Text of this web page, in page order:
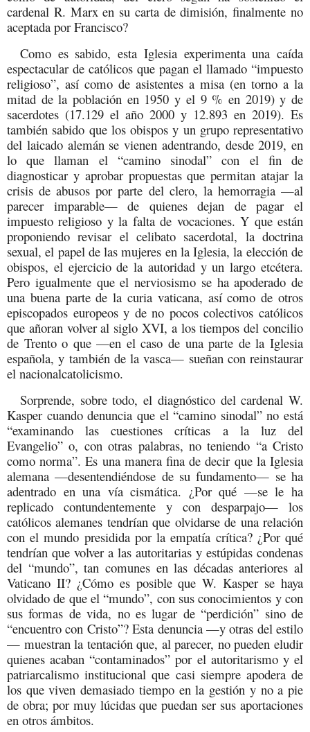
cardenal R. Marx en su carta de dimisión, finalmente no
aceptada por Francisco?
Como es sabido, esta Iglesia experimenta una caída
espectacular de católicos que pagan el llamado “impuesto
religioso”, así como de asistentes a misa (en torno a la
mitad de la población en 1950 y el 9 % en 2019) y de
sacerdotes (17.129 el año 2000 y 12.893 en 2019). Es
también sabido que los obispos y un grupo representativo
del laicado alemán se vienen adentrando, desde 2019, en
lo que llaman el “camino sinodal” con el fin de
diagnosticar y aprobar propuestas que permitan atajar la
crisis de abusos por parte del clero, la hemorragia —al
parecer imparable— de quienes dejan de pagar el
impuesto religioso y la falta de vocaciones. Y que están
proponiendo revisar el celibato sacerdotal, la doctrina
sexual, el papel de las mujeres en la Iglesia, la elección de
obispos, el ejercicio de la autoridad y un largo etcétera.
Pero igualmente que el nerviosismo se ha apoderado de
una buena parte de la curia vaticana, así como de otros
episcopados europeos y de no pocos colectivos católicos
que añoran volver al siglo XVI, a los tiempos del concilio
de Trento o que —en el caso de una parte de la Iglesia
española, y también de la vasca— sueñan con reinstaurar
el nacionalcatolicismo.
Sorprende, sobre todo, el diagnóstico del cardenal W.
Kasper cuando denuncia que el “camino sinodal” no está
“examinando las cuestiones críticas a la luz del
Evangelio” o, con otras palabras, no teniendo “a Cristo
como norma”. Es una manera fina de decir que la Iglesia
alemana —desentendiéndose de su fundamento— se ha
adentrado en una vía cismática. ¿Por qué —se le ha
replicado contundentemente y con desparpajo— los
católicos alemanes tendrían que olvidarse de una relación
con el mundo presidida por la empatía crítica? ¿Por qué
tendrían que volver a las autoritarias y estúpidas condenas
del “mundo”, tan comunes en las décadas anteriores al
Vaticano II? ¿Cómo es posible que W. Kasper se haya
olvidado de que el “mundo”, con sus conocimientos y con
sus formas de vida, no es lugar de “perdición” sino de
“encuentro con Cristo”? Esta denuncia —y otras del estilo
— muestran la tentación que, al parecer, no pueden eludir
quienes acaban“contaminados” por el autoritarismo y el
patriarcalismo institucional que casi siempre apodera de
los que viven demasiado tiempo en la gestión y no a pie
de obra; por muy lúcidas que puedan ser sus aportaciones
en otros ámbitos.